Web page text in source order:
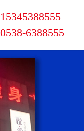
15345388555
0538-6388555